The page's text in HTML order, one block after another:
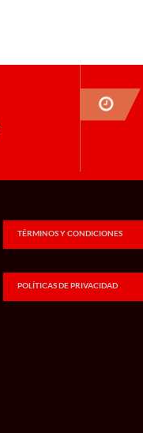
TÉRMINOS Y CONDICIONES
POLÍTICAS DE PRIVACIDAD